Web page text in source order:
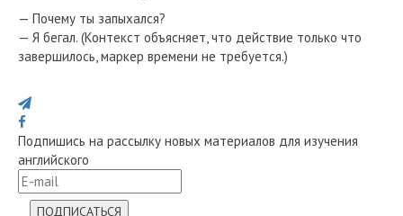
— Почему ты запыхался?
— Я бегал. (Контекст объясняет, что действие только что
завершилось, маркер времени не требуется.)
Подпишись на рассылку новых материалов для изучения
английского